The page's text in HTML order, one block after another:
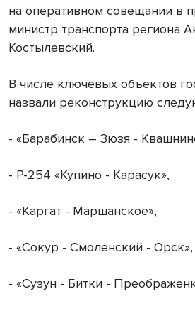
на оперативном совещании в
министр транспорта региона
Костылевский.
В числе ключевых объектов
назвали реконструкцию
- «Барабинск – Зюзя -
- Р-254 «Купино - Карасук»,
- «Каргат - Маршанское»,
- «Сокур - Смоленский - Орск»,
- «Сузун - Битки -